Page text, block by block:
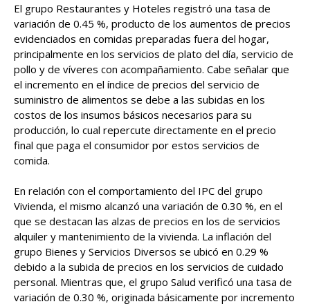
El grupo Restaurantes y Hoteles registró una tasa de
variación de 0.45 %, producto de los aumentos de precios
evidenciados en comidas preparadas fuera del hogar,
principalmente en los servicios de plato del día, servicio de
pollo y de víveres con acompañamiento. Cabe señalar que
el incremento en el índice de precios del servicio de
suministro de alimentos se debe a las subidas en los
costos de los insumos básicos necesarios para su
producción, lo cual repercute directamente en el precio
final que paga el consumidor por estos servicios de
comida.
En relación con el comportamiento del IPC del grupo
Vivienda, el mismo alcanzó una variación de 0.30 %, en el
que se destacan las alzas de precios en los de servicios
alquiler y mantenimiento de la vivienda. La inflación del
grupo Bienes y Servicios Diversos se ubicó en 0.29 %
debido a la subida de precios en los servicios de cuidado
personal. Mientras que, el grupo Salud verificó una tasa de
variación de 0.30 %, originada básicamente por incremento